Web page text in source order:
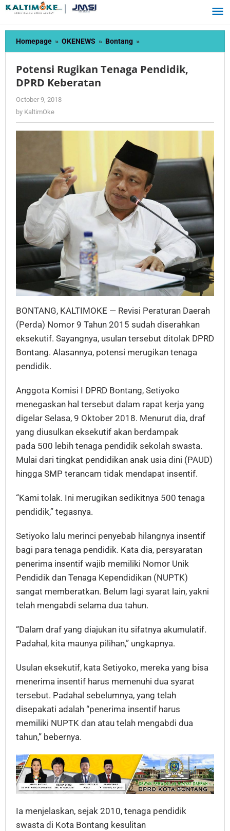
Skip
content
Homepage » OKENEWS » Bontang »
Rugikan
Pendidik,
Potensi Rugikan Tenaga Pendidik,
DPRD Keberatan
October 9, 2018
by KaltimOke
BONTANG, KALTIMOKE — Revisi Peraturan Daerah
(Perda) Nomor 9 Tahun 2015 sudah diserahkan
eksekutif. Sayangnya, usulan tersebut ditolak DPRD
Bontang. Alasannya, potensi merugikan tenaga
pendidik.
Anggota Komisi I DPRD Bontang, Setiyoko
menegaskan hal tersebut dalam rapat kerja yang
digelar Selasa, 9 Oktober 2018. Menurut dia, draf
yang diusulkan eksekutif akan berdampak
pada 500 lebih tenaga pendidik sekolah swasta.
Mulai dari tingkat pendidikan anak usia dini (PAUD)
hingga SMP terancam tidak mendapat insentif.
“Kami tolak. Ini merugikan sedikitnya 500 tenaga
pendidik,” tegasnya.
Setiyoko lalu merinci penyebab hilangnya insentif
bagi para tenaga pendidik. Kata dia, persyaratan
penerima insentif wajib memiliki Nomor Unik
Pendidik dan Tenaga Kependidikan (NUPTK)
sangat memberatkan. Belum lagi syarat lain, yakni
telah mengabdi selama dua tahun.
“Dalam draf yang diajukan itu sifatnya akumulatif.
Padahal, kita maunya pilihan,” ungkapnya.
Usulan eksekutif, kata Setiyoko, mereka yang bisa
menerima insentif harus memenuhi dua syarat
tersebut. Padahal sebelumnya, yang telah
disepakati adalah “penerima insentif harus
memiliki NUPTK dan atau telah mengabdi dua
tahun,” bebernya.
Ia menjelaskan, sejak 2010, tenaga pendidik
swasta di Kota Bontang kesulitan